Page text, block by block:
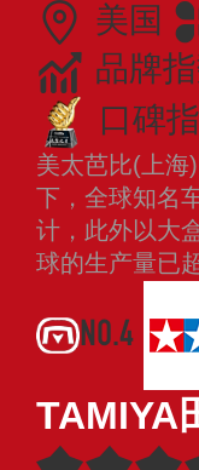
美国
品牌
口碑
美太芭比(上海
下，全球知名
计，此外以大
球的生产量已
NO.4
TAMIYA